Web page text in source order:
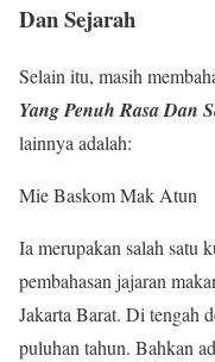
Dan Sejarah
Selain itu, masih
Yang Penuh Rasa Dan
lainnya adalah:
Mie Baskom Mak Atun
Ia merupakan salah satu
pembahasan jajaran
Jakarta Barat. Di tengah
puluhan tahun. Bahkan